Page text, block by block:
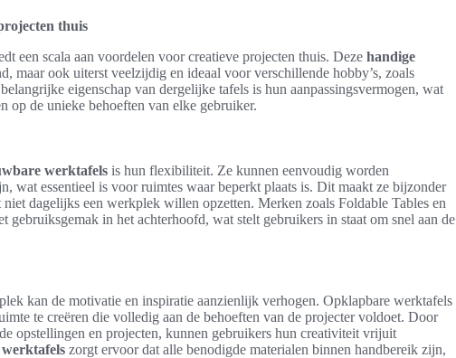
thuis
een scala aan voordelen voor creatieve projecten thuis. Deze handige
maar ook uiterst veelzijdig en ideaal voor verschillende hobby’s, zoals
eigenschap van dergelijke tafels is hun aanpassingsvermogen, wat
op de unieke behoeften van elke gebruiker.
werktafels is hun flexibiliteit. Ze kunnen eenvoudig worden
wat essentieel is voor ruimtes waar beperkt plaats is. Dit maakt ze bijzonder
dagelijks een werkplek willen opzetten. Merken zoals Foldable Tables en
gebruiksgemak in het achterhoofd, wat stelt gebruikers in staat om snel aan de
kan de motivatie en inspiratie aanzienlijk verhogen. Opklapbare werktafels
te creëren die volledig aan de behoeften van de projecter voldoet. Door
opstellingen en projecten, kunnen gebruikers hun creativiteit vrijuit
zorgt ervoor dat alle benodigde materialen binnen handbereik zijn,